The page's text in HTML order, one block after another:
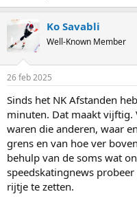
Ko Savabli
Well-Known Member
26 feb 2025
Sinds het NK Afstanden
minuten. Dat maakt vijftig.
waren die anderen, waar
grens en van hoe ver
behulp van de soms wat
speedskatingnews
rijtje te zetten.